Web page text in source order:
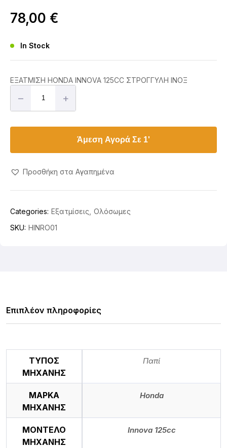
78,00 €
In Stock
ΕΞΑΤΜΙΣΗ HONDA INNOVA 125CC ΣΤΡΟΓΓΥΛΗ ΙΝΟΞ
– +
Άμεση Αγορά Σε 1'
Προσθήκη στα Αγαπημένα
Categories: Εξατμίσεις Ολόσωμες
SKU: HINRO01
Επιπλέον πληροφορίες
ΤΥΠΟΣ
ΜΗΧΑΝΗΣ
Παπί
ΜΑΡΚΑ
ΜΗΧΑΝΗΣ
Honda
ΜΟΝΤΕΛΟ
ΜΗΧΑΝΗΣ
Innova 125cc